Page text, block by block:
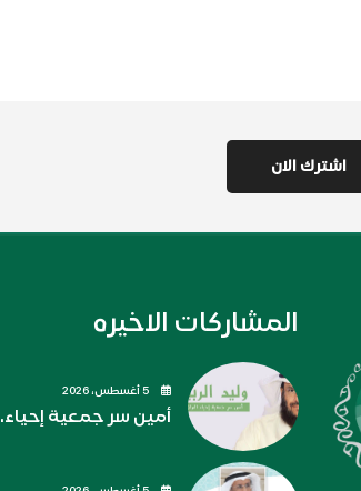
المشاركات الاخيره
أمين سر جمعية إحياء.